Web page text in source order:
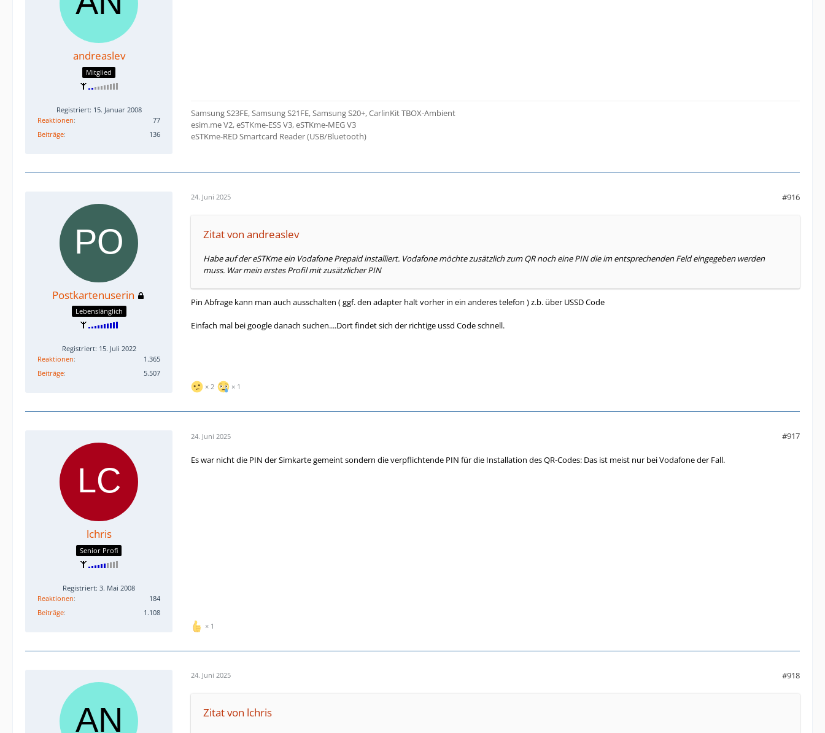
andreaslev
Mitglied
Registriert: 15. Januar 2008
Reaktionen
77
Beiträge
136
Samsung S23FE, Samsung S21FE, Samsung S20+, CarlinKit TBOX-Ambient
esim.me V2, eSTKme-ESS V3, eSTKme-MEG V3
eSTKme-RED Smartcard Reader (USB/Bluetooth)
Postkartenuserin
Lebenslänglich
Registriert: 15. Juli 2022
Reaktionen
1.365
Beiträge
5.507
24. Juni 2025 #916
Zitat von andreaslev
Habe auf der eSTKme ein Vodafone Prepaid installiert. Vodafone möchte zusätzlich zum QR noch eine PIN die im entsprechenden Feld eingegeben werden
muss. War mein erstes Profil mit zusätzlicher PIN
Pin Abfrage kann man auch ausschalten ( ggf. den adapter halt vorher in ein anderes telefon ) z.b. über USSD Code
Einfach mal bei google danach suchen....Dort findet sich der richtige ussd Code schnell.
2 1
lchris
Senior Profi
Registriert: 3. Mai 2008
Reaktionen
184
Beiträge
1.108
24. Juni 2025 #917
Es war nicht die PIN der Simkarte gemeint sondern die verpflichtende PIN für die Installation des QR-Codes: Das ist meist nur bei Vodafone der Fall.
1
24. Juni 2025 #918
Zitat von lchris